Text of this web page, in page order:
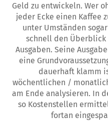
Geld zu entwickeln. Wer
jeder Ecke einen Kaffee
unter Umständen
schnell den Überblick
Ausgaben. Seine
eine
dauerhaft klamm
wöchentlichen /
am Ende analysieren. In
so Kostenstellen
fortan